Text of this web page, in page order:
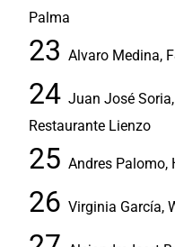
Palma
Alvaro Medina,
Juan José
Restaurante Lienzo
Andres Palomo,
Virginia García,